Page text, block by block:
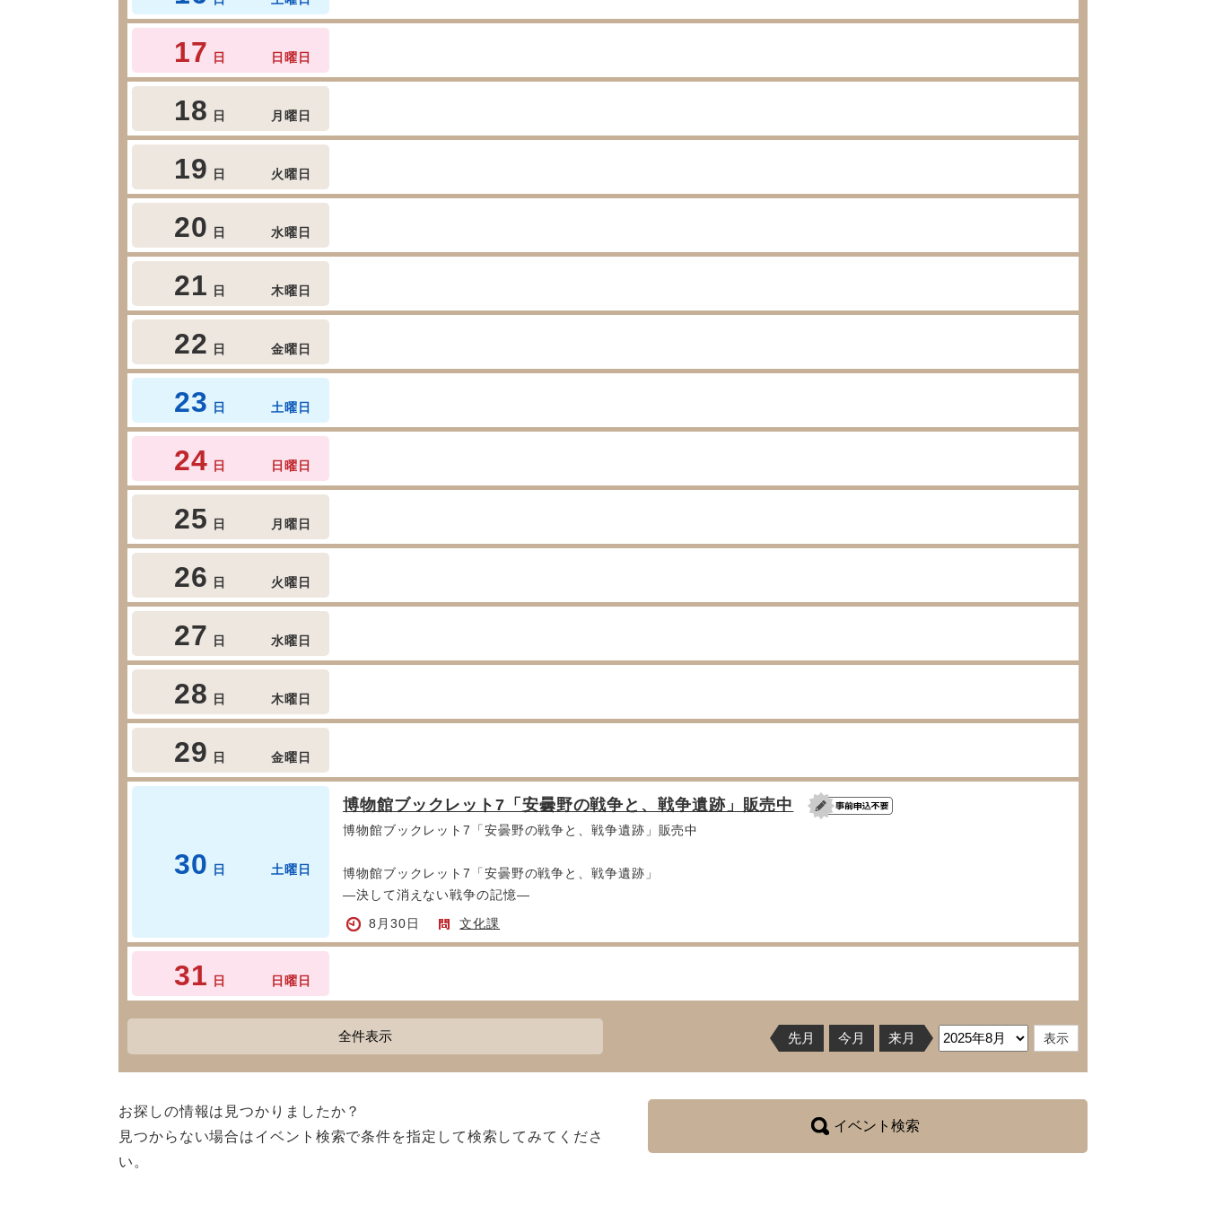
17 日 日曜日
18 日 月曜日
19 日 火曜日
20 日 水曜日
21 日 木曜日
22 日 金曜日
23 日 土曜日
24 日 日曜日
25 日 月曜日
26 日 火曜日
27 日 水曜日
28 日 木曜日
29 日 金曜日
30 日 土曜日
博物館ブックレット7「安曇野の戦争と、戦争遺跡」販売中
博物館ブックレット7「安曇野の戦争と、戦争遺跡」販売中
博物館ブックレット7「安曇野の戦争と、戦争遺跡」
―決して消えない戦争の記憶―
8月30日 文化課
31 日 日曜日
全件表示 先月 今月 来月
お探しの情報は見つかりましたか？
見つからない場合はイベント検索で条件を指定して検索してみてくださ
い。
イベント検索